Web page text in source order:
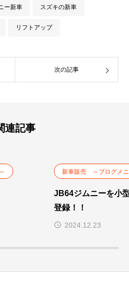
ー新車 スズキの新車
リフトアップ
次の記事
連記事
新車販売 ～ブログメ
JB64ジムニーを小
登録！！
2024.12.23